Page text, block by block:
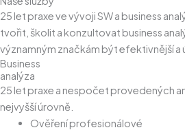
25 let praxe ve vývoji SW a business
tvořit, školit a konzultovat business
významným značkám být efektivnější a
Business
analýza
25 let praxe a nespočet provedených
nejvyšší úrovně.
Ověření profesionálové